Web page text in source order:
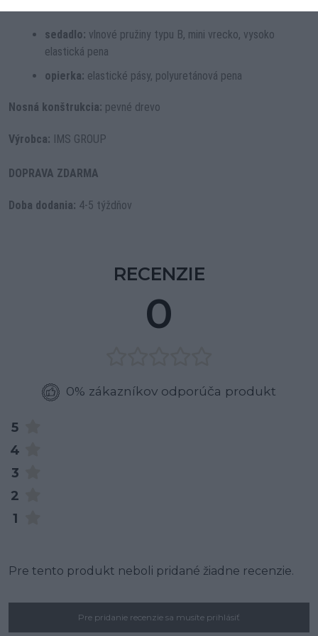
sedadlo: vlnové pružiny typu B, mini vrecko, vysoko
elastická pena
opierka: elastické pásy, polyuretánová pena
Nosná konštrukcia: pevné drevo
Výrobca: IMS GROUP
DOPRAVA ZDARMA
Doba dodania: 4-5 týždňov
RECENZIE
0
0% zákazníkov odporúča produkt
5
4
3
2
1
Pre tento produkt neboli pridané žiadne recenzie.
Pre pridanie recenzie sa musíte prihlásiť